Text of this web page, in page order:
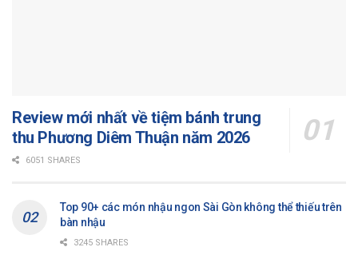
Review mới nhất về tiệm bánh trung
thu Phương Diêm Thuận năm 2026
6051 SHARES
Top 90+ các món nhậu ngon Sài Gòn không thể thiếu trên
bàn nhậu
3245 SHARES